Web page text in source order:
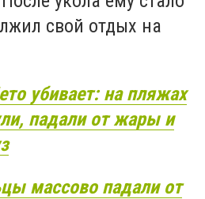
свой отдых на
убивает: на пляжах
падали от жары и
массово падали от